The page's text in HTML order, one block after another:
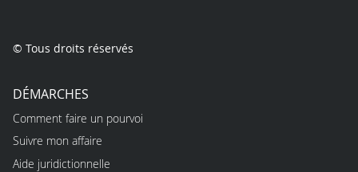
© Tous droits réservés
DÉMARCHES
Comment faire un pourvoi
Suivre mon affaire
Aide juridictionnelle